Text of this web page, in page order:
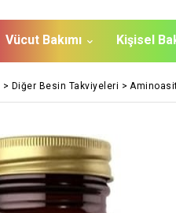
Vücut Bakımı Kişisel
> Diğer Besin Takviyeleri >